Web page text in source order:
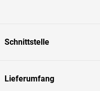
Schnittstelle
Lieferumfang